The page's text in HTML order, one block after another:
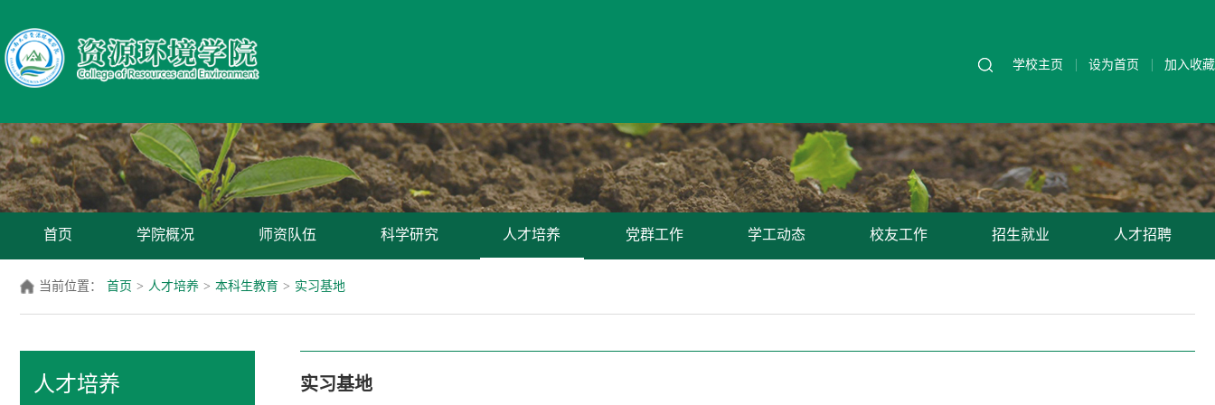
学校主页 设为首页 加入收藏
首页 学院概况 师资队伍 科学研究 人才培养 党群工作 学工动态 校友工作 招生就业 人才招聘
当前位置： 首页 > 人才培养 > 本科生教育 > 实习基地
人才培养 实习基地